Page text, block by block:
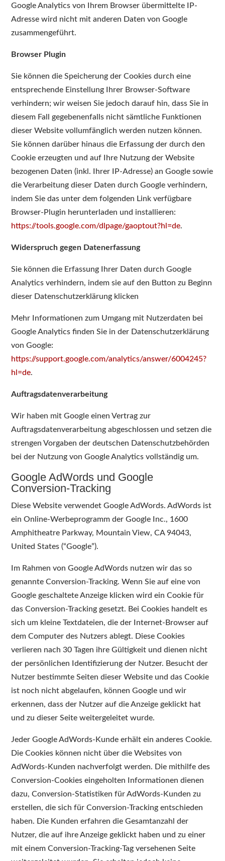
Google Analytics von Ihrem Browser übermittelte IP-
Adresse wird nicht mit anderen Daten von Google
zusammengeführt.
Browser Plugin
Sie können die Speicherung der Cookies durch eine
entsprechende Einstellung Ihrer Browser-Software
verhindern; wir weisen Sie jedoch darauf hin, dass Sie in
diesem Fall gegebenenfalls nicht sämtliche Funktionen
dieser Website vollumfänglich werden nutzen können.
Sie können darüber hinaus die Erfassung der durch den
Cookie erzeugten und auf Ihre Nutzung der Website
bezogenen Daten (inkl. Ihrer IP-Adresse) an Google sowie
die Verarbeitung dieser Daten durch Google verhindern,
indem Sie das unter dem folgenden Link verfügbare
Browser-Plugin herunterladen und installieren:
https://tools.google.com/dlpage/gaoptout?hl=de.
Widerspruch gegen Datenerfassung
Sie können die Erfassung Ihrer Daten durch Google
Analytics verhindern, indem sie auf den Button zu Beginn
dieser Datenschutzerklärung klicken
Mehr Informationen zum Umgang mit Nutzerdaten bei
Google Analytics finden Sie in der Datenschutzerklärung
von Google:
https://support.google.com/analytics/answer/6004245?
hl=de.
Auftragsdatenverarbeitung
Wir haben mit Google einen Vertrag zur
Auftragsdatenverarbeitung abgeschlossen und setzen die
strengen Vorgaben der deutschen Datenschutzbehörden
bei der Nutzung von Google Analytics vollständig um.
Google AdWords und Google
Conversion-Tracking
Diese Website verwendet Google AdWords. AdWords ist
ein Online-Werbeprogramm der Google Inc., 1600
Amphitheatre Parkway, Mountain View, CA 94043,
United States (“Google”).
Im Rahmen von Google AdWords nutzen wir das so
genannte Conversion-Tracking. Wenn Sie auf eine von
Google geschaltete Anzeige klicken wird ein Cookie für
das Conversion-Tracking gesetzt. Bei Cookies handelt es
sich um kleine Textdateien, die der Internet-Browser auf
dem Computer des Nutzers ablegt. Diese Cookies
verlieren nach 30 Tagen ihre Gültigkeit und dienen nicht
der persönlichen Identifizierung der Nutzer. Besucht der
Nutzer bestimmte Seiten dieser Website und das Cookie
ist noch nicht abgelaufen, können Google und wir
erkennen, dass der Nutzer auf die Anzeige geklickt hat
und zu dieser Seite weitergeleitet wurde.
Jeder Google AdWords-Kunde erhält ein anderes Cookie.
Die Cookies können nicht über die Websites von
AdWords-Kunden nachverfolgt werden. Die mithilfe des
Conversion-Cookies eingeholten Informationen dienen
dazu, Conversion-Statistiken für AdWords-Kunden zu
erstellen, die sich für Conversion-Tracking entschieden
haben. Die Kunden erfahren die Gesamtanzahl der
Nutzer, die auf ihre Anzeige geklickt haben und zu einer
mit einem Conversion-Tracking-Tag versehenen Seite